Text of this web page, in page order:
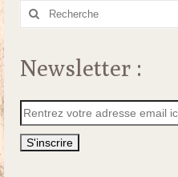
Rechercher
Newsletter :